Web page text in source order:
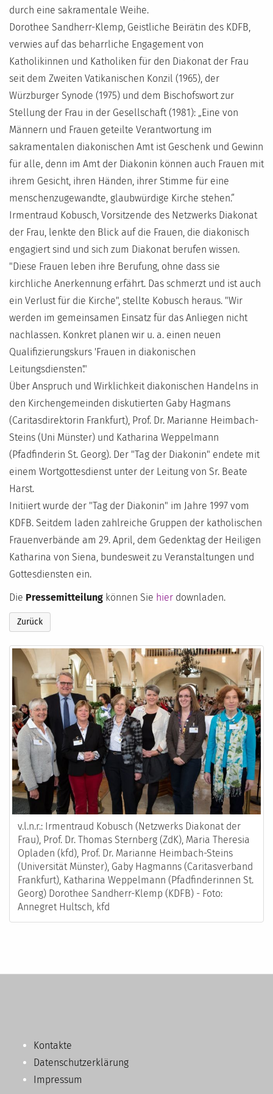
durch eine sakramentale Weihe.
Dorothee Sandherr-Klemp, Geistliche Beirätin des KDFB,
verwies auf das beharrliche Engagement von
Katholikinnen und Katholiken für den Diakonat der Frau
seit dem Zweiten Vatikanischen Konzil (1965), der
Würzburger Synode (1975) und dem Bischofswort zur
Stellung der Frau in der Gesellschaft (1981): „Eine von
Männern und Frauen geteilte Verantwortung im
sakramentalen diakonischen Amt ist Geschenk und Gewinn
für alle, denn im Amt der Diakonin können auch Frauen mit
ihrem Gesicht, ihren Händen, ihrer Stimme für eine
menschenzugewandte, glaubwürdige Kirche stehen.“
Irmentraud Kobusch, Vorsitzende des Netzwerks Diakonat
der Frau, lenkte den Blick auf die Frauen, die diakonisch
engagiert sind und sich zum Diakonat berufen wissen.
"Diese Frauen leben ihre Berufung, ohne dass sie
kirchliche Anerkennung erfährt. Das schmerzt und ist auch
ein Verlust für die Kirche", stellte Kobusch heraus. "Wir
werden im gemeinsamen Einsatz für das Anliegen nicht
nachlassen. Konkret planen wir u. a. einen neuen
Qualifizierungskurs 'Frauen in diakonischen
Leitungsdiensten'."
Über Anspruch und Wirklichkeit diakonischen Handelns in
den Kirchengemeinden diskutierten Gaby Hagmans
(Caritasdirektorin Frankfurt), Prof. Dr. Marianne Heimbach-
Steins (Uni Münster) und Katharina Weppelmann
(Pfadfinderin St. Georg). Der "Tag der Diakonin" endete mit
einem Wortgottesdienst unter der Leitung von Sr. Beate
Harst.
Initiiert wurde der "Tag der Diakonin" im Jahre 1997 vom
KDFB. Seitdem laden zahlreiche Gruppen der katholischen
Frauenverbände am 29. April, dem Gedenktag der Heiligen
Katharina von Siena, bundesweit zu Veranstaltungen und
Gottesdiensten ein.
Die Pressemitteilung können Sie hier downladen.
Zurück
v.l.n.r.: Irmentraud Kobusch (Netzwerks Diakonat der
Frau), Prof. Dr. Thomas Sternberg (ZdK), Maria Theresia
Opladen (kfd), Prof. Dr. Marianne Heimbach-Steins
(Universität Münster), Gaby Hagmanns (Caritasverband
Frankfurt), Katharina Weppelmann (Pfadfinderinnen St.
Georg) Dorothee Sandherr-Klemp (KDFB) - Foto:
Annegret Hultsch, kfd
Kontakte
Datenschutzerklärung
Impressum